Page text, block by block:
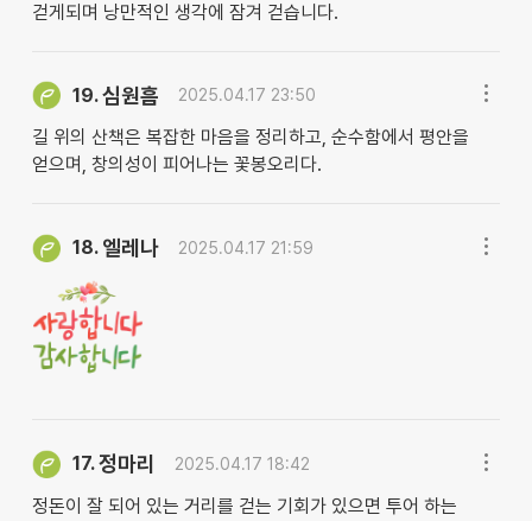
걷게되며 낭만적인 생각에 잠겨 걷습니다.
19.심원흠 2025.04.17 23:50
길 위의 산책은 복잡한 마음을 정리하고, 순수함에서 평안을
얻으며, 창의성이 피어나는 꽃봉오리다.
18. 엘레나 2025.04.17 21:59
17.정마리 2025.04.17 18:42
정돈이 잘 되어 있는 거리를 걷는 기회가 있으면 투어 하는